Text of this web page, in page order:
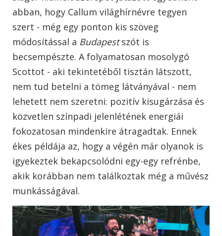
abban, hogy Callum világhírnévre tegyen
szert - még egy ponton kis szöveg
módosítással a Budapestszót is
becsempészte. A folyamatosan mosolygó
Scottot - aki tekintetéből tisztán látszott,
nem tud betelni a tömeg látványával - nem
lehetett nem szeretni: pozitív kisugárzása és
közvetlen színpadi jelenlétének energiái
fokozatosan mindenkire átragadtak. Ennek
ékes példája az, hogy a végén már olyanok is
igyekeztek bekapcsolódni egy-egy refrénbe,
akik korábban nem találkoztak még a művész
munkásságával.